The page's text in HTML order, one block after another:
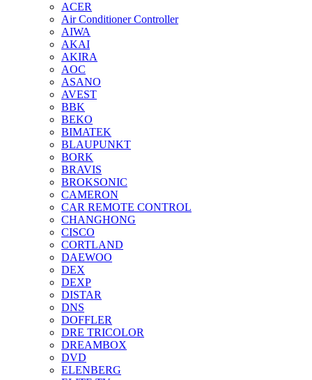
ACER
Air Conditioner Controller
AIWA
AKAI
AKIRA
AOC
ASANO
AVEST
BBK
BEKO
BIMATEK
BLAUPUNKT
BORK
BRAVIS
BROKSONIC
CAMERON
CAR REMOTE CONTROL
CHANGHONG
CISCO
CORTLAND
DAEWOO
DEX
DEXP
DISTAR
DNS
DOFFLER
DRE TRICOLOR
DREAMBOX
DVD
ELENBERG